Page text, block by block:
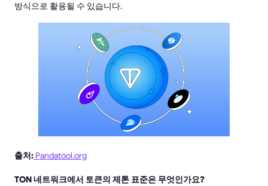
방식으로 활용될 수 있습니다.
출처: Pandatool.org
TON 네트워크에서 토큰의 제톤 표준은 무엇인가요?